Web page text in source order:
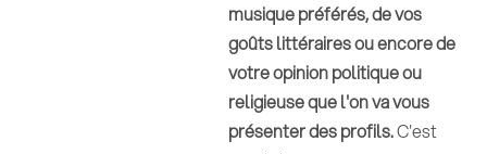
musique préférés, de vos
goûts littéraires ou encore de
votre opinion politique ou
religieuse que l'on va vous
présenter des profils.C'est